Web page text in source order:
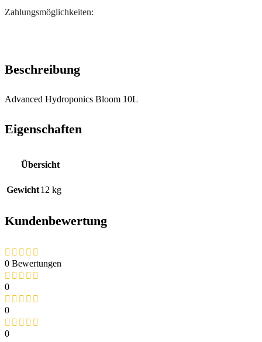
Zahlungsmöglichkeiten:
Beschreibung
Advanced Hydroponics Bloom 10L
Eigenschaften
Übersicht
Gewicht12 kg
Kundenbewertung
0 Bewertungen
0
0
0